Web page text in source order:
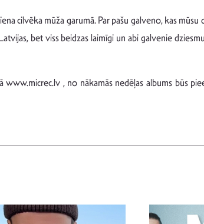
cilvēka mūža garumā. Par pašu galveno, kas
bet viss beidzas laimīgi un abi galvenie
, no nākamās nedēļas albums būs